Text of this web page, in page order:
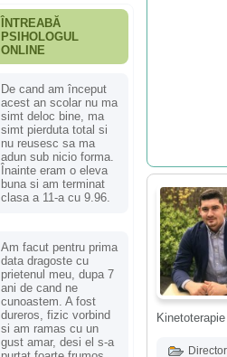
ÎNTREABĂ
PSIHOLOGUL
ONLINE
De cand am început
acest an scolar nu ma
simt deloc bine, ma
simt pierduta total si
nu reusesc sa ma
adun sub nicio forma.
Înainte eram o eleva
buna si am terminat
clasa a 11-a cu 9.96.
Am facut pentru prima
data dragoste cu
prietenul meu, dupa 7
ani de cand ne
cunoastem. A fost
dureros, fizic vorbind
si am ramas cu un
gust amar, desi el s-a